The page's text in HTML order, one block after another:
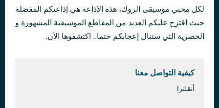
Solitary Surf
Little Kahuna
A Trip Through Life
The Breakers
قبل 47 دقيقة
لكل محبي موسيقى الروك، هذه الإذاعة هي إذاعتكم المفضلة
حيث اقترح عليكم العديد من المقاطع الموسيقية المشهورة و
الحصرية التي ستنال إعجابكم حتما.. اكتشفوها الآن.
كيفية التواصل معنا
أنقلترا